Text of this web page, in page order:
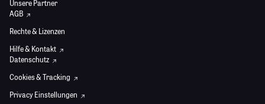
Unsere Partner
AGB
Rechte & Lizenzen
Hilfe & Kontakt
Datenschutz
Cookies & Tracking
Privacy Einstellungen